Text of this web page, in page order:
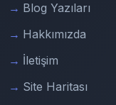
Blog Yazıları
Hakkımızda
İletişim
Site Haritası